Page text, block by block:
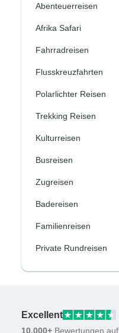
Abenteuerreisen
Afrika Safari
Fahrradreisen
Flusskreuzfahrten
Polarlichter Reisen
Trekking Reisen
Kulturreisen
Busreisen
Zugreisen
Badereisen
Familienreisen
Private Rundreisen
Excellent
10.000+ Bewertungen auf